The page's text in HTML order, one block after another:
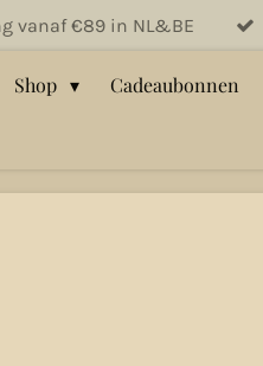
vanaf €89 in NL&BE
Shop Cadeaubonnen